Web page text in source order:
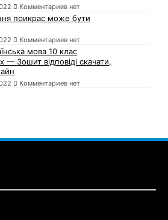
Комментариев нет
прикрас може бути
Комментариев нет
мова 10 клас
Зошит відповіді скачати,
Комментариев нет